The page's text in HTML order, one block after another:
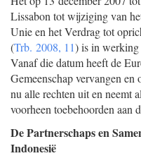
Lissabon tot wijziging van
Unie en het Verdrag tot
(Trb. 2008, 11) is in werking
Vanaf die datum heeft de
Gemeenschap vervangen
nu alle rechten uit en neemt
voorheen toebehoorden aan
De Partnerschaps en
Indonesië